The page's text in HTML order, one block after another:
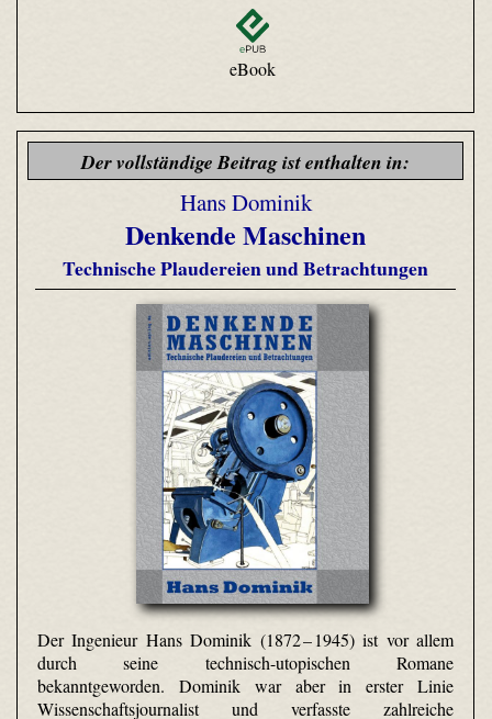
eBook
Der vollständige Beitrag ist enthalten in:
Hans Dominik
Denkende Maschinen
Technische Plaudereien und Betrachtungen
Der Ingenieur Hans Dominik (1872 – 1945) ist vor allem
durch seine technisch-utopischen Romane
bekanntgeworden. Dominik war aber in erster Linie
Wissenschaftsjournalist und verfasste zahlreiche